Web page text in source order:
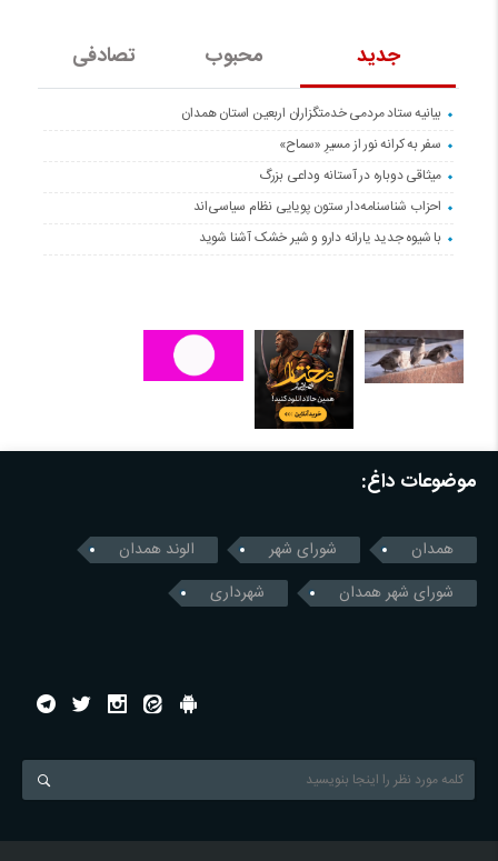
جدید محبوب تصادفی
بیانیه ستاد مردمی خدمتگزاران اربعین استان همدان
سفر به کرانه‌ نور از مسیرِ «سماح»
میثاقی دوباره در آستانه‌ وداعی بزرگ
احزاب شناسنامه‌دار ستون پویایی نظام سیاسی‌اند
با شیوه جدید یارانه دارو و شیر خشک آشنا شوید
موضوعات داغ:
همدان شورای شهر
الوند همدان
شورای شهر همدان
شهرداری